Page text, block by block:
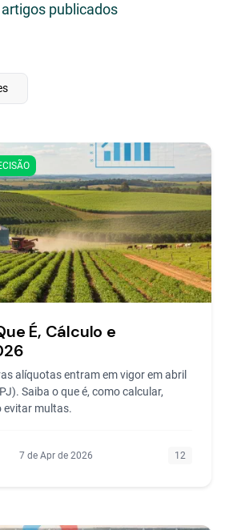
publicados
É, Cálculo e
alíquotas entram em vigor em abril
Saiba o que é, como calcular,
evitar multas.
7 de Apr de 2026 12